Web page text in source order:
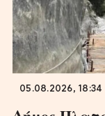
05.08.2026, 18:34